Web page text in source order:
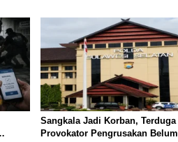
Sangkala Jadi Korban, Terduga
Provokator Pengrusakan Belum